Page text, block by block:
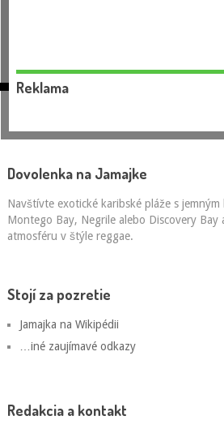
Reklama
Dovolenka na Jamajke
Navštívte exotické karibské pláže s jemným
Montego Bay, Negrile alebo Discovery Bay
atmosféru v štýle reggae.
Stojí za pozretie
Jamajka na Wikipédii
…iné zaujímavé odkazy
Redakcia a kontakt